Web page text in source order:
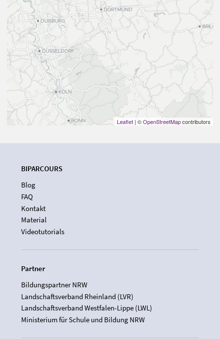
Leaflet | ©OpenStreetMapcontributors
BIPARCOURS
Blog
FAQ
Kontakt
Material
Videotutorials
Partner
Bildungspartner NRW
Landschaftsverband Rheinland (LVR)
Landschaftsverband Westfalen-Lippe (LWL)
Ministerium für Schule und Bildung NRW